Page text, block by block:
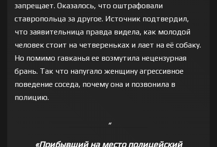
запрещает. Оказалось, что оштрафовали
ставропольца за другое. Источник подтвердил,
что заявительница правда видела, как молодой
человек стоит на четвереньках и лает на её собаку.
Но помимо гавканья ее возмутила нецензурная
брань. Так что напугало женщину агрессивное
поведение соседа, почему она и позвонила в
полицию.
«Прибывший на место полицейский